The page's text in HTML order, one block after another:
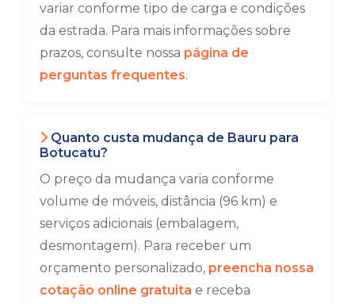
variar conforme tipo de carga e condições
da estrada. Para mais informações sobre
prazos, consulte nossa página de
perguntas frequentes.
Quanto custa mudança de Bauru para
Botucatu?
O preço da mudança varia conforme
volume de móveis, distância (96 km) e
serviços adicionais (embalagem,
desmontagem). Para receber um
orçamento personalizado, preencha nossa
cotação online gratuita e receba